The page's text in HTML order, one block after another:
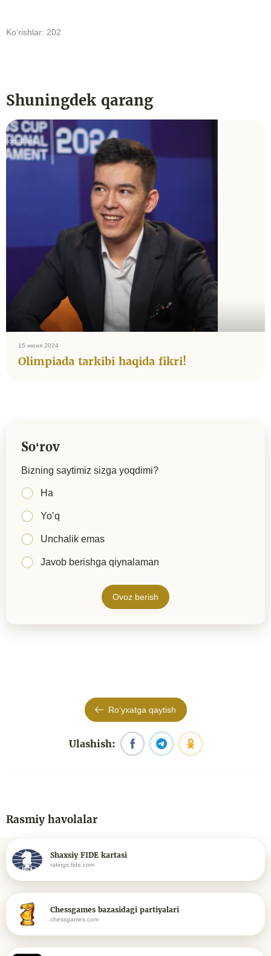
Koʻrishlar: 202
Shuningdek qarang
15 июня 2024
Olimpiada tarkibi haqida fikri!
Soʻrov
Bizning saytimiz sizga yoqdimi?
Ha
Yo’q
Unchalik emas
Javob berishga qiynalaman
Ovoz berish
Roʻyxatga qaytish
Ulashish:
Rasmiy havolalar
Shaxsiy FIDE kartasi
ratings.fide.com
Chessgames bazasidagi partiyalari
chessgames.com